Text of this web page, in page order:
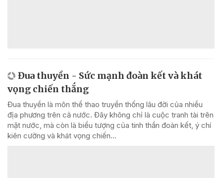
Đua thuyền - Sức mạnh đoàn kết và khát
vọng chiến thắng
Đua thuyền là môn thể thao truyền thống lâu đời của nhiều
địa phương trên cả nước. Đây không chỉ là cuộc tranh tài trên
mặt nước, mà còn là biểu tượng của tinh thần đoàn kết, ý chí
kiên cường và khát vọng chiến...